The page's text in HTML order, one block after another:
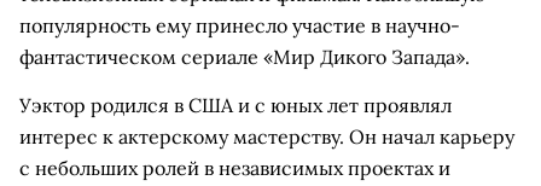
популярность ему принесло участие в научно-
фантастическом сериале «Мир Дикого Запада».
Уэктор родился в США и с юных лет проявлял
интерес к актерскому мастерству. Он начал карьеру
с небольших ролей в независимых проектах и